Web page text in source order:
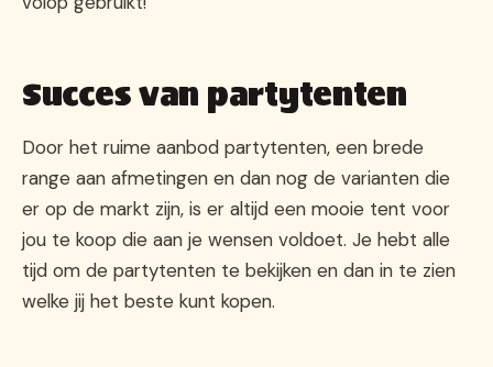
Succes van partytenten
Door het ruime aanbod partytenten, een brede
range aan afmetingen en dan nog de varianten die
er op de markt zijn, is er altijd een mooie tent voor
jou te koop die aan je wensen voldoet. Je hebt alle
tijd om de partytenten te bekijken en dan in te zien
welke jij het beste kunt kopen.